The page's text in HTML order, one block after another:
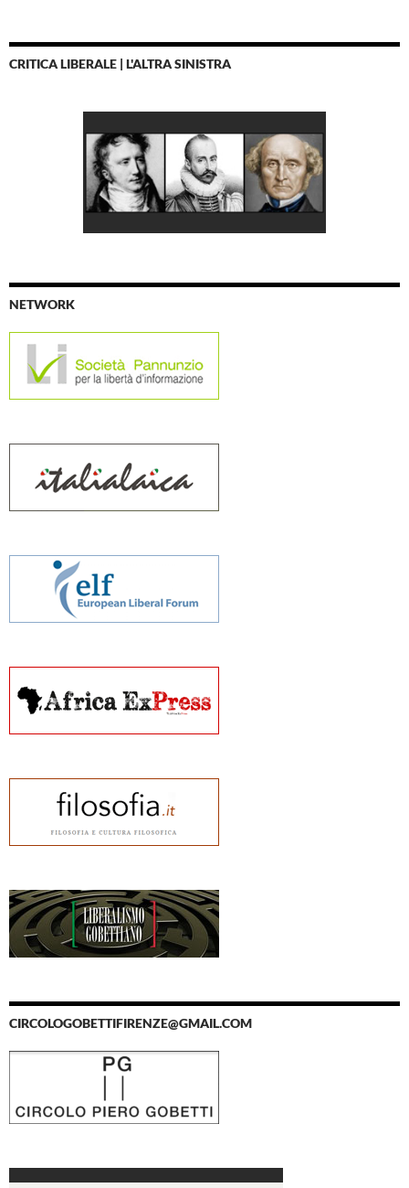
CRITICA LIBERALE | L'ALTRA SINISTRA
NETWORK
CIRCOLOGOBETTIFIRENZE@GMAIL.COM